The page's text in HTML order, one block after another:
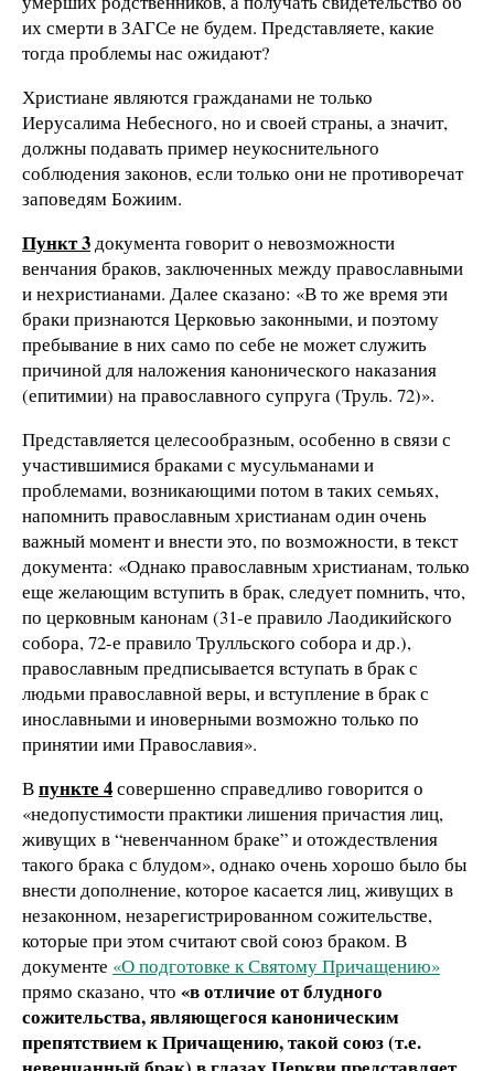
их смерти в ЗАГСе не будем. Представляете, какие
тогда проблемы нас ожидают?
Христиане являются гражданами не только
Иерусалима Небесного, но и своей страны, а значит,
должны подавать пример неукоснительного
соблюдения законов, если только они не противоречат
заповедям Божиим.
Пункт 3документа говорит о невозможности
венчания браков, заключенных между православными
и нехристианами. Далее сказано: «В то же время эти
браки признаются Церковью законными, и поэтому
пребывание в них само по себе не может служить
причиной для наложения канонического наказания
(епитимии) на православного супруга (Труль. 72)».
Представляется целесообразным, особенно в связи с
участившимися браками с мусульманами и
проблемами, возникающими потом в таких семьях,
напомнить православным христианам один очень
важный момент и внести это, по возможности, в текст
документа: «Однако православным христианам, только
еще желающим вступить в брак, следует помнить, что,
по церковным канонам (31-е правило Лаодикийского
собора, 72-е правило Трулльского собора и др.),
православным предписывается вступать в брак с
людьми православной веры, и вступление в брак с
инославными и иноверными возможно только по
принятии ими Православия».
Впункте 4совершенно справедливо говорится о
«недопустимости практики лишения причастия лиц,
живущих в “невенчанном браке” и отождествления
такого брака с блудом», однако очень хорошо было бы
внести дополнение, которое касается лиц, живущих в
незаконном, незарегистрированном сожительстве,
которые при этом считают свой союз браком. В
документе «О подготовке к Святому Причащению»
прямо сказано, что «в отличие от блудного
сожительства, являющегося каноническим
препятствием к Причащению, такой союз (т.е.